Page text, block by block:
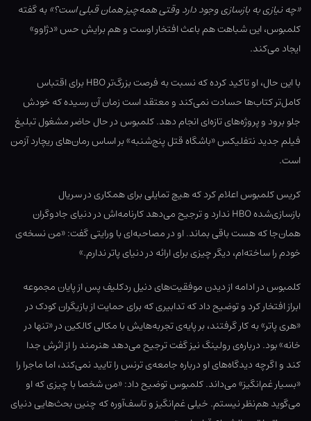
«چه نیازی به بازسازی وجود دارد وقتی همه‌چیز همان قبلی است؟»به گفته
کلمبوس، این شباهت هم باعث افتخار اوست و هم برایش حس «دژاوو»
ایجاد می‌کند.
با این حال، او تاکید کرده که نسبت به فرصت بزرگ‌تر HBO برای اقتباس
کامل‌تر کتاب‌ها حسادت نمی‌کند و معتقد است زمان آن رسیده که خودش
جلو برود و پروژه‌های تازه‌ای انجام دهد. کلمبوس در حال حاضر مشغول تبلیغ
فیلم جدید نتفلیکس «باشگاه قتل پنج‌شنبه» بر اساس رمان‌های ریچارد آزمن
است.
کریس کلمبوس اعلام کرد که هیچ تمایلی برای همکاری در سریال
بازسازی‌شده HBO ندارد و ترجیح می‌دهد کارنامه‌اش در دنیای جادوگران
همان‌جا که هست باقی بماند. او در مصاحبه‌ای با ورایتی گفت: «من نسخه‌ی
خودم را ساخته‌ام، دیگر چیزی برای ارائه در دنیای پاتر ندارم.»
کلمبوس در ادامه از دیدن موفقیت‌های دنیل ردکلیف پس از پایان مجموعه
ابراز افتخار کرد و توضیح داد که تدابیری که برای حمایت از بازیگران کودک در
«هری پاتر» به کار گرفتند، بر پایه‌ی تجربه‌هایش با مکالی کالکین در «تنها در
خانه» بود. درباره‌ی رولینگ نیز گفت ترجیح می‌دهد هنرمند را از اثرش جدا
کند و اگرچه دیدگاه‌های او درباره جامعه‌ی ترنس را تایید نمی‌کند، اما ماجرا را
«بسیار غم‌انگیز» می‌داند. کلمبوس توضیح داد: «من شخصا با چیزی که او
می‌گوید هم‌نظر نیستم. خیلی غم‌انگیز و تاسف‌آوره که چنین بحث‌هایی دنیای